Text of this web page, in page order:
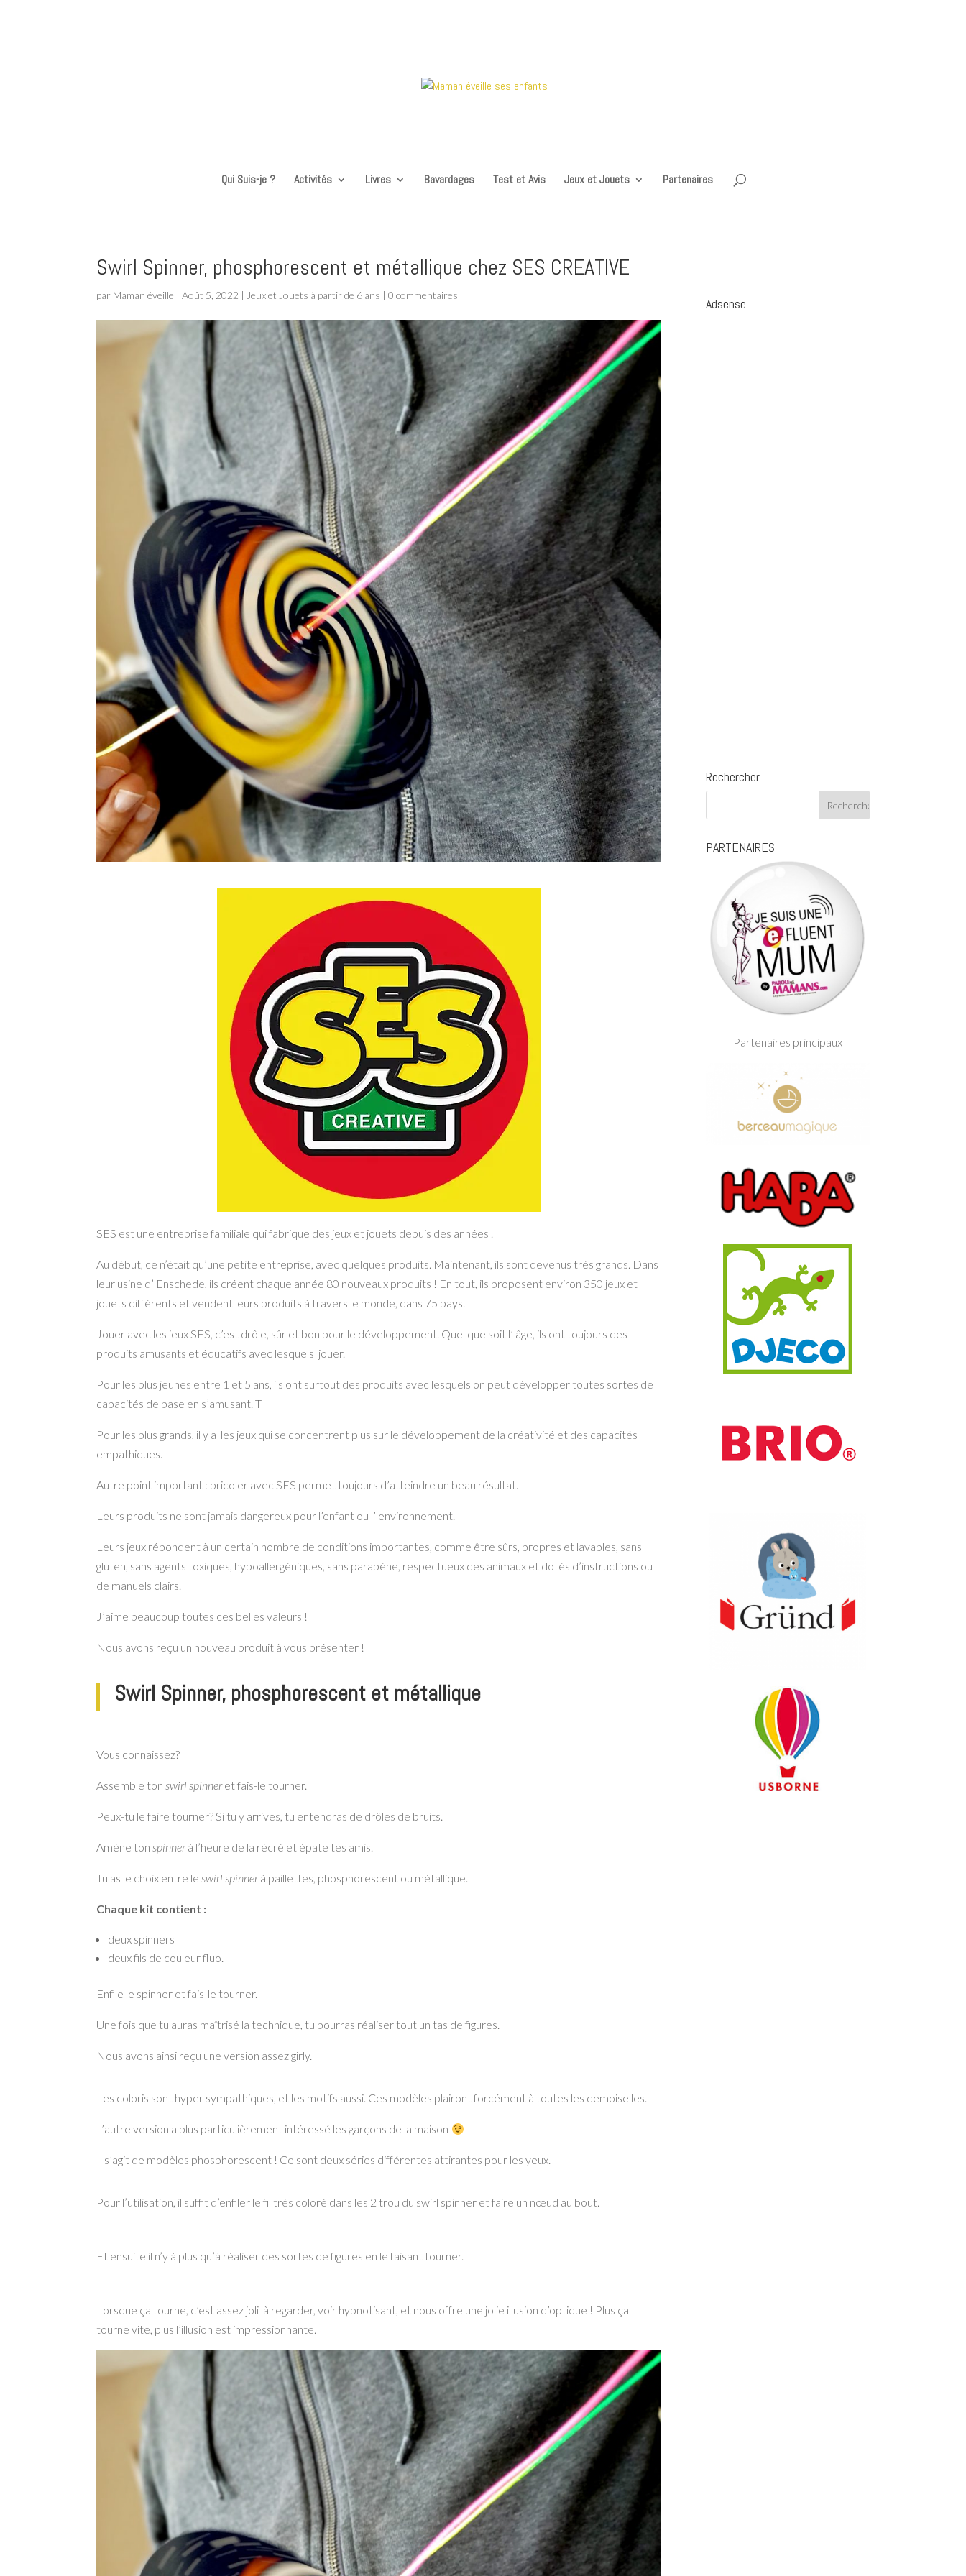
Qui Suis-je ? Activités Livres Bavardages Test et Avis Jeux et Jouets Partenaires
Swirl Spinner, phosphorescent et métallique chez SES CREATIVE
par Maman éveille |Août 5, 2022 | Jeux et Jouets à partir de 6 ans |0 commentaires
SES est une entreprise familiale qui fabrique des jeux et jouets depuis des années .
Au début, ce n’était qu’une petite entreprise, avec quelques produits. Maintenant, ils sont devenus très grands. Dans
leur usine d’ Enschede, ils créent chaque année 80 nouveaux produits ! En tout, ils proposent environ 350 jeux et
jouets différents et vendent leurs produits à travers le monde, dans 75 pays.
Jouer avec les jeux SES, c’est drôle, sûr et bon pour le développement. Quel que soit l’ âge, ils ont toujours des
produits amusants et éducatifs avec lesquels jouer.
Pour les plus jeunes entre 1 et 5 ans, ils ont surtout des produits avec lesquels on peut développer toutes sortes de
capacités de base en s’amusant. T
Pour les plus grands, il y a les jeux qui se concentrent plus sur le développement de la créativité et des capacités
empathiques.
Autre point important : bricoler avec SES permet toujours d’atteindre un beau résultat.
Leurs produits ne sont jamais dangereux pour l’enfant ou l’ environnement.
Leurs jeux répondent à un certain nombre de conditions importantes, comme être sûrs, propres et lavables, sans
gluten, sans agents toxiques, hypoallergéniques, sans parabène, respectueux des animaux et dotés d’instructions ou
de manuels clairs.
J’aime beaucoup toutes ces belles valeurs !
Nous avons reçu un nouveau produit à vous présenter !
Swirl Spinner, phosphorescent et métallique
Vous connaissez?
Assemble ton swirl spinneret fais-le tourner.
Peux-tu le faire tourner? Si tu y arrives, tu entendras de drôles de bruits.
Amène ton spinnerà l’heure de la récré et épate tes amis.
Tu as le choix entre le swirl spinnerà paillettes, phosphorescent ou métallique.
Chaque kit contient :
deux spinners
deux fils de couleur fluo.
Enfile le spinner et fais-le tourner.
Une fois que tu auras maîtrisé la technique, tu pourras réaliser tout un tas de figures.
Nous avons ainsi reçu une version assez girly.
Les coloris sont hyper sympathiques, et les motifs aussi. Ces modèles plairont forcément à toutes les demoiselles.
L’autre version a plus particulièrement intéressé les garçons de la maison
Il s’agit de modèles phosphorescent ! Ce sont deux séries différentes attirantes pour les yeux.
Pour l’utilisation, il suffit d’enfiler le fil très coloré dans les 2 trou du swirl spinner et faire un nœud au bout.
Et ensuite il n’y à plus qu’à réaliser des sortes de figures en le faisant tourner.
Lorsque ça tourne, c’est assez joli à regarder, voir hypnotisant, et nous offre une jolie illusion d’optique ! Plus ça
tourne vite, plus l’illusion est impressionnante.
Adsense
Rechercher
PARTENAIRES
Partenaires principaux